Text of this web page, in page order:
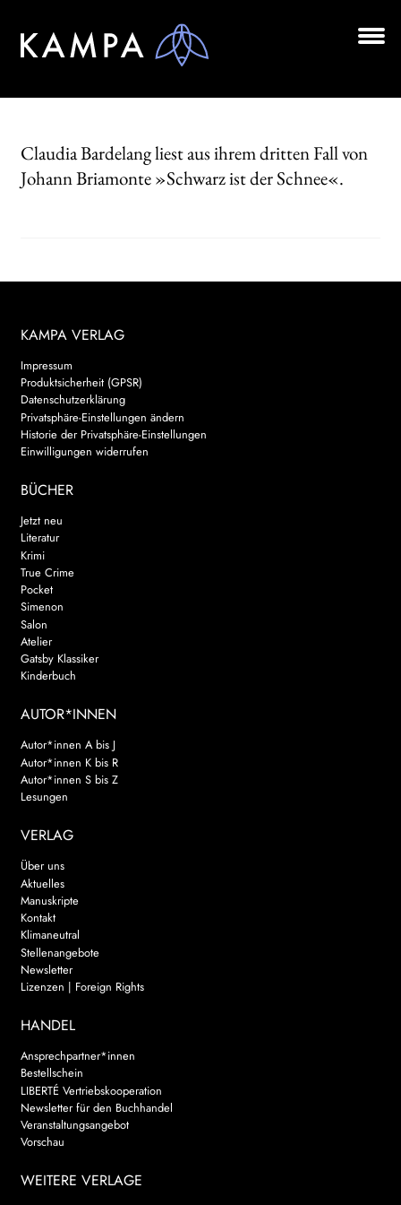
Zur
Navigation
Zum
Inhalt
LESUNGEN
LIZENZEN | FOREIGN RIGHTS
NEWSLETTER
WEITERE VERLAGE
Claudia Bardelang liest aus ihrem dritten Fall von
Johann Briamonte »Schwarz ist der Schnee«.
KAMPA VERLAG
Impressum
Produktsicherheit (GPSR)
Datenschutzerklärung
Privatsphäre-Einstellungen ändern
Historie der Privatsphäre-Einstellungen
Einwilligungen widerrufen
BÜCHER
Jetzt neu
Literatur
Krimi
True Crime
Pocket
Simenon
Salon
Atelier
Gatsby Klassiker
Kinderbuch
AUTOR*INNEN
Autor*innen A bis J
Autor*innen K bis R
Autor*innen S bis Z
Lesungen
VERLAG
Über uns
Aktuelles
Manuskripte
Kontakt
Klimaneutral
Stellenangebote
Newsletter
Lizenzen | Foreign Rights
HANDEL
Ansprechpartner*innen
Bestellschein
LIBERTÉ Vertriebskooperation
Newsletter für den Buchhandel
Veranstaltungsangebot
Vorschau
WEITERE VERLAGE